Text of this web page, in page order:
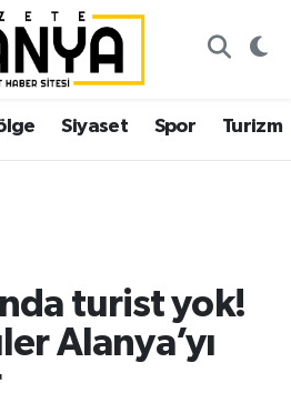
Siyaset Spor Turizm
turist yok!
Alanya’yı
Eczaneler
ve Fikstür